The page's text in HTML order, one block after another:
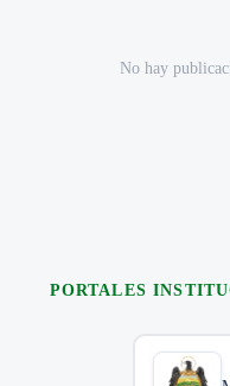
No hay
PORTALES